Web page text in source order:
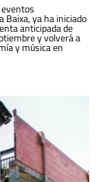
Baixa, ya ha iniciado
anticipada de
y volverá a
y música en